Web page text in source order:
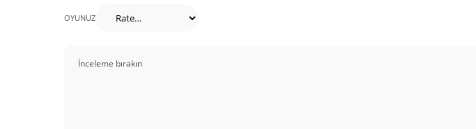
OYUNUZ